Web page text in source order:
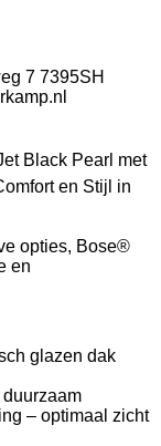
7 7395SH
Black Pearl met
en Stijl in
opties, Bose®
en
glazen dak
– optimaal zicht